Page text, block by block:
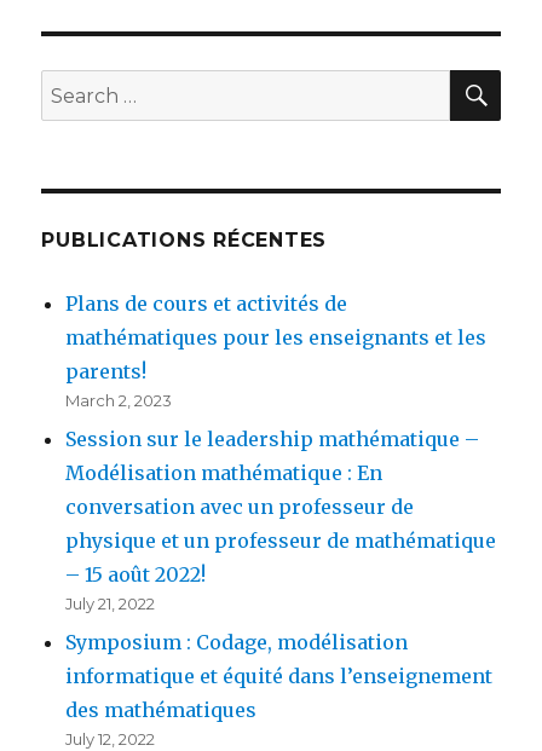
Search
for:
PUBLICATIONS RÉCENTES
Plans de cours et activités de
mathématiques pour les enseignants et les
parents!
March 2, 2023
Session sur le leadership mathématique –
Modélisation mathématique : En
conversation avec un professeur de
physique et un professeur de mathématique
– 15 août 2022!
July 21, 2022
Symposium : Codage, modélisation
informatique et équité dans l’enseignement
des mathématiques
July 12, 2022